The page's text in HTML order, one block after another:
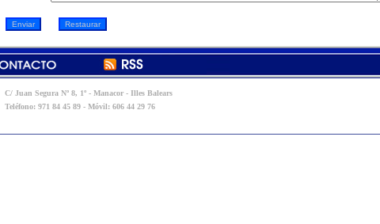
C/ Juan Segura Nº 8, 1º - Manacor - Illes Balears
Teléfono: 971 84 45 89 - Móvil: 606 44 29 76